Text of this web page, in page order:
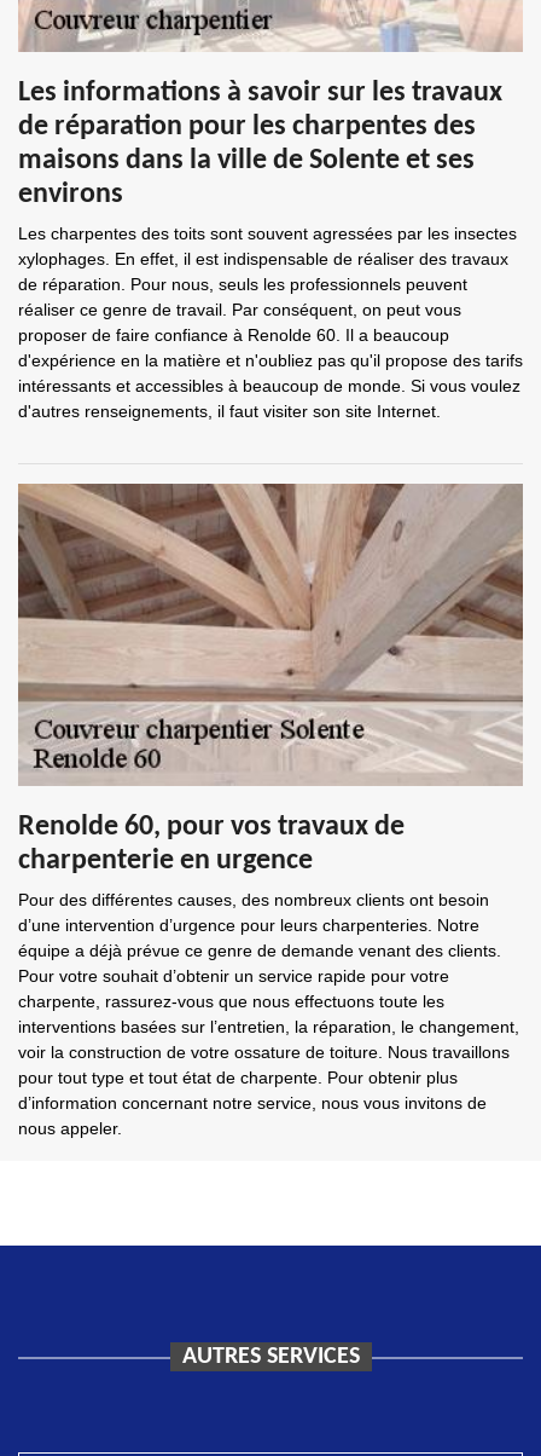
Les informations à savoir sur les travaux
de réparation pour les charpentes des
maisons dans la ville de Solente et ses
environs
Les charpentes des toits sont souvent agressées par les insectes
xylophages. En effet, il est indispensable de réaliser des travaux
de réparation. Pour nous, seuls les professionnels peuvent
réaliser ce genre de travail. Par conséquent, on peut vous
proposer de faire confiance à Renolde 60. Il a beaucoup
d'expérience en la matière et n'oubliez pas qu'il propose des tarifs
intéressants et accessibles à beaucoup de monde. Si vous voulez
d'autres renseignements, il faut visiter son site Internet.
Renolde 60, pour vos travaux de
charpenterie en urgence
Pour des différentes causes, des nombreux clients ont besoin
d’une intervention d’urgence pour leurs charpenteries. Notre
équipe a déjà prévue ce genre de demande venant des clients.
Pour votre souhait d’obtenir un service rapide pour votre
charpente, rassurez-vous que nous effectuons toute les
interventions basées sur l’entretien, la réparation, le changement,
voir la construction de votre ossature de toiture. Nous travaillons
pour tout type et tout état de charpente. Pour obtenir plus
d’information concernant notre service, nous vous invitons de
nous appeler.
AUTRES SERVICES